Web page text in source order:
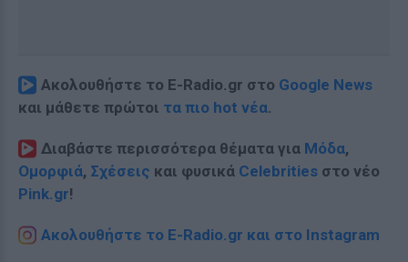
Ακολουθήστε το E-Radio.gr στο Google News
και μάθετε πρώτοι τα πιο hot νέα.
Διαβάστε περισσότερα θέματα για Μόδα,
Ομορφιά, Σχέσεις και φυσικά Celebrities στο νέο
Pink.gr!
Ακολουθήστε το E-Radio.gr και στο Instagram